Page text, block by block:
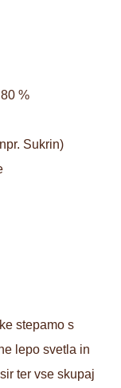
%
Sukrin)
stepamo s
lepo svetla in
ter vse skupaj